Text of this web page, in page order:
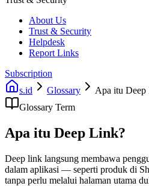
About Us
Trust & Security
Helpdesk
Report Links
Subscription
s.id
Glossary
Apa itu Deep
Glossary Term
Apa itu Deep Link?
Deep link langsung membawa
dalam aplikasi — seperti produk di
tanpa perlu melalui halaman utama